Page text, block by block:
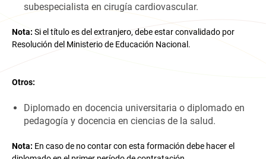
subespecialista en cirugía cardiovascular.
Nota: Si el título es del extranjero, debe estar convalidado por
Resolución del Ministerio de Educación Nacional.
Otros:
Diplomado en docencia universitaria o diplomado en
pedagogía y docencia en ciencias de la salud.
Nota: En caso de no contar con esta formación debe hacer el